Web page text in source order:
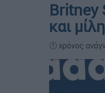
Britney
και
🕛 χρόνος